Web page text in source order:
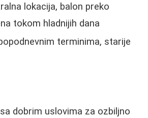
lokacija, balon preko
tokom hladnijih dana
terminima, starije
dobrim uslovima za ozbiljno